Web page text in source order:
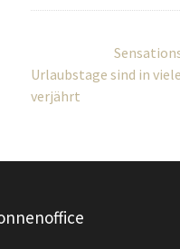
Urlaubstage sind in
verjährt